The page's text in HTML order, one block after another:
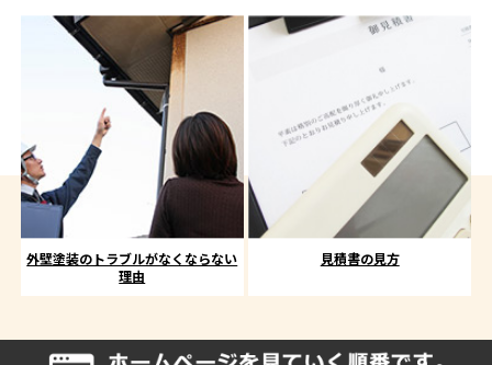
外壁塗装のトラブルがなくならない
理由
見積書の見方